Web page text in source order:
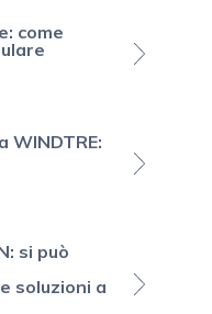
come
WINDTRE:
si può
soluzioni a